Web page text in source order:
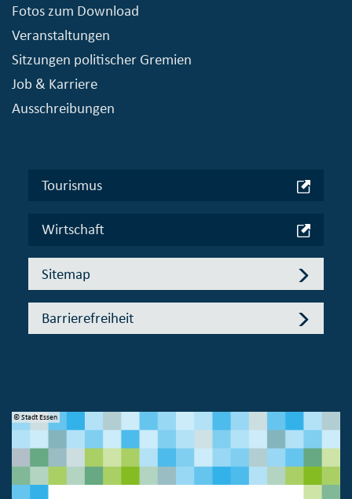
Fotos zum Download
Veranstaltungen
Sitzungen politischer Gremien
Job & Karriere
Ausschreibungen
Tourismus
Wirtschaft
Sitemap
Barrierefreiheit
© Stadt Essen